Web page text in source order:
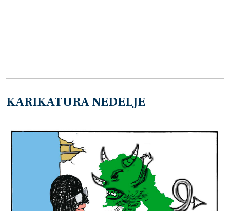
KARIKATURA NEDELJE